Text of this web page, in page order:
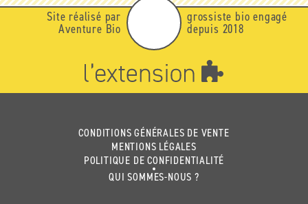
Site réalisé par
Aventure Bio
grossiste bio engagé
depuis 2018
CONDITIONS GÉNÉRALES DE VENTE
MENTIONS LÉGALES
POLITIQUE DE CONFIDENTIALITÉ
QUI SOMMES-NOUS ?